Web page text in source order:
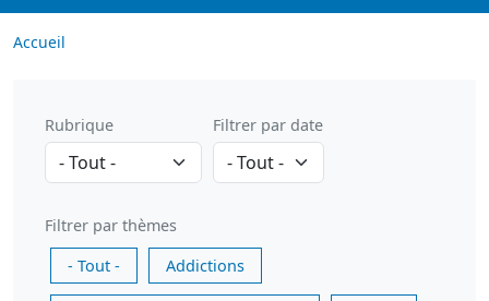
Accueil
Rubrique Filtrer par date
Filtrer par thèmes
- Tout -
Addictions